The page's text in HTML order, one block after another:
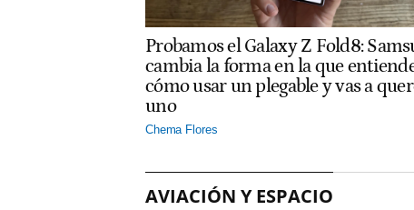
Probamos el Galaxy Z Fold8:
cambia la forma en la que
cómo usar un plegable y vas a
uno
Chema Flores
AVIACIÓN Y ESPACIO